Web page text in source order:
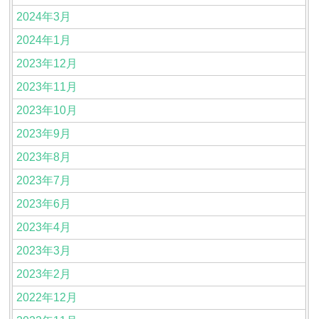
2024年3月
2024年1月
2023年12月
2023年11月
2023年10月
2023年9月
2023年8月
2023年7月
2023年6月
2023年4月
2023年3月
2023年2月
2022年12月